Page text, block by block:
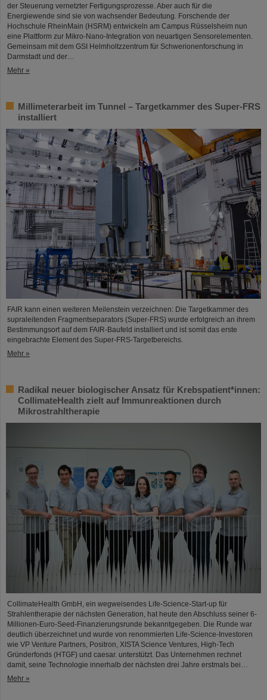
der Steuerung vernetzter Fertigungsprozesse. Aber auch für die
Energiewende sind sie von wachsender Bedeutung. Forschende der
Hochschule RheinMain (HSRM) entwickeln am Campus Rüsselsheim nun
eine Plattform zur Mikro-Nano-Integration von neuartigen Sensorelementen.
Gemeinsam mit dem GSI Helmholtzzentrum für Schwerionenforschung in
Darmstadt und der…
Mehr »
Millimeterarbeit im Tunnel – Targetkammer des Super-FRS
installiert
FAIR kann einen weiteren Meilenstein verzeichnen: Die Targetkammer des
supraleitenden Fragmentseparators (Super-FRS) wurde erfolgreich an ihrem
Bestimmungsort auf dem FAIR-Baufeld installiert und ist somit das erste
eingebrachte Element des Super-FRS-Targetbereichs.
Mehr »
Radikal neuer biologischer Ansatz für Krebspatient*innen:
CollimateHealth zielt auf Immunreaktionen durch
Mikrostrahltherapie
CollimateHealth GmbH, ein wegweisendes Life-Science-Start-up für
Strahlentherapie der nächsten Generation, hat heute den Abschluss seiner 6-
Millionen-Euro-Seed-Finanzierungsrunde bekanntgegeben. Die Runde war
deutlich überzeichnet und wurde von renommierten Life-Science-Investoren
wie VP Venture Partners, Positron, XISTA Science Ventures, High-Tech
Gründerfonds (HTGF) und caesar. unterstützt. Das Unternehmen rechnet
damit, seine Technologie innerhalb der nächsten drei Jahre erstmals bei…
Mehr »